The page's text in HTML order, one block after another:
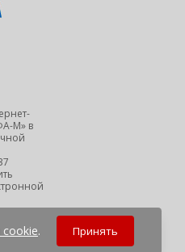
М» в
АЛЬФА-М" - офисная мебель
. Принять